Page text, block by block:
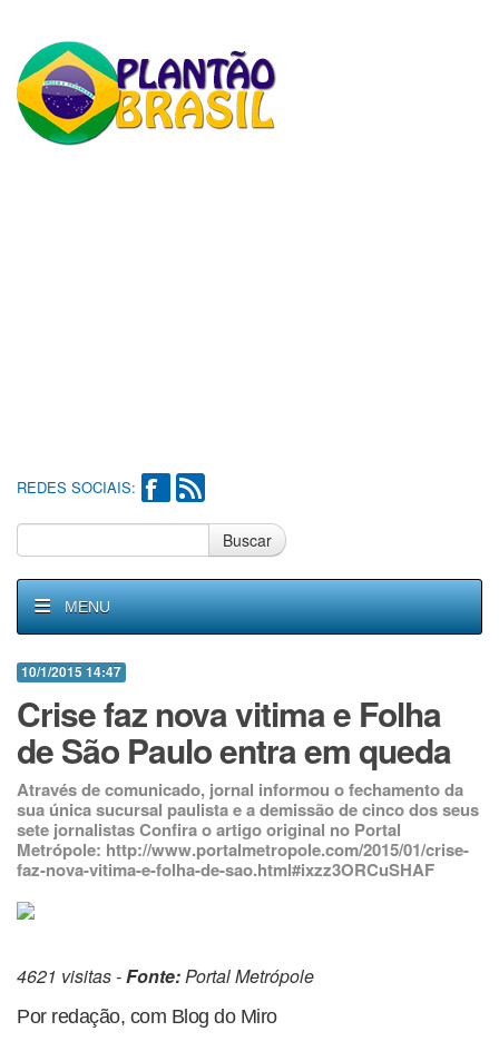
REDES SOCIAIS:
Buscar
MENU
10/1/2015 14:47
Crise faz nova vitima e Folha
de São Paulo entra em queda
Através de comunicado, jornal informou o fechamento da
sua única sucursal paulista e a demissão de cinco dos seus
sete jornalistas Confira o artigo original no Portal
Metrópole: http://www.portalmetropole.com/2015/01/crise-
faz-nova-vitima-e-folha-de-sao.html#ixzz3ORCuSHAF
4621 visitas -Fonte:Portal Metrópole
Por redação, com Blog do Miro